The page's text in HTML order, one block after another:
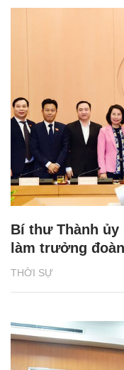
THỜI SỰ
Bí thư Thành ủy
làm trưởng